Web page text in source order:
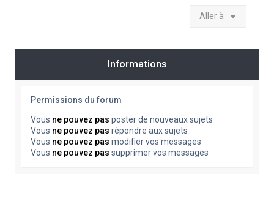
Aller à
Informations
Permissions du forum
Vous ne pouvez pas poster de nouveaux sujets
Vous ne pouvez pas répondre aux sujets
Vous ne pouvez pas modifier vos messages
Vous ne pouvez pas supprimer vos messages